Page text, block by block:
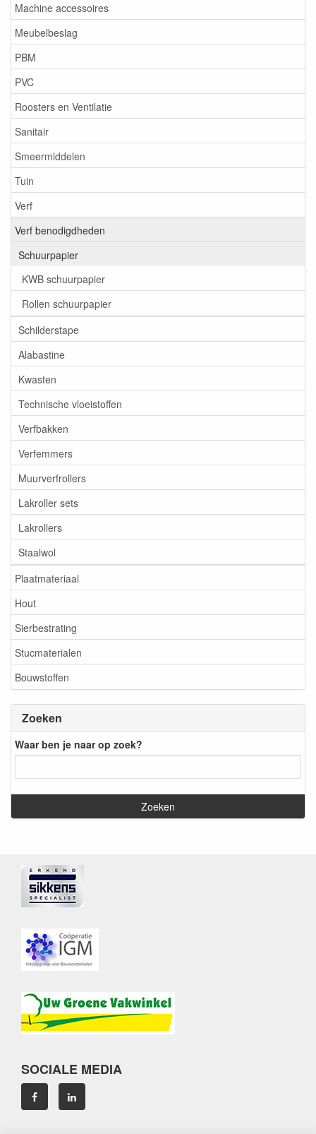
Machine accessoires
Meubelbeslag
PBM
PVC
Roosters en Ventilatie
Sanitair
Smeermiddelen
Tuin
Verf
Verf benodigdheden
Schuurpapier
KWB schuurpapier
Rollen schuurpapier
Schilderstape
Alabastine
Kwasten
Technische vloeistoffen
Verfbakken
Verfemmers
Muurverfrollers
Lakroller sets
Lakrollers
Staalwol
Plaatmateriaal
Hout
Sierbestrating
Stucmaterialen
Bouwstoffen
Zoeken
Waar ben je naar op zoek?
SOCIALE MEDIA